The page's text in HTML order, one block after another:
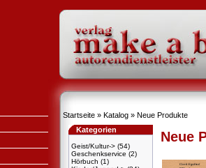
Startseite » Katalog » Neue Produkte
Kategorien
Geist/Kultur-> (54)
Geschenkservice (2)
Hörbuch (1)
Neue